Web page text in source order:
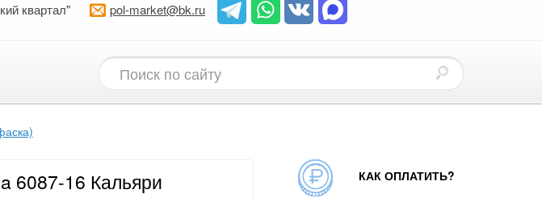
квартал" pol-market@bk.ru
6087-16 Кальяри КАК ОПЛАТИТЬ?